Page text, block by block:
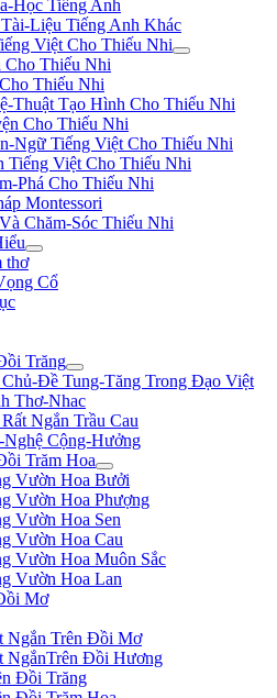
Học Tiếng Anh
Liệu Tiếng Anh Khác
Việt Cho Thiếu Nhi
Cho Thiếu Nhi
Thiếu Nhi
Thuật Tạo Hình Cho Thiếu Nhi
Cho Thiếu Nhi
Ngữ Tiếng Việt Cho Thiếu Nhi
Tiếng Việt Cho Thiếu Nhi
Phá Cho Thiếu Nhi
Montessori
Chăm-Sóc Thiếu Nhi
thơ
Cổ
Trăng
Đề Tung-Tăng Trong Đạo Việt
Thơ-Nhac
Ngắn Trầu Cau
Nghệ Cộng-Hưởng
Trăm Hoa
Vườn Hoa Bưởi
Vườn Hoa Phượng
Vườn Hoa Sen
Vườn Hoa Cau
Vườn Hoa Muôn Sắc
Vườn Hoa Lan
Mơ
Ngắn Trên Đồi Mơ
NgắnTrên Đồi Hương
Đồi Trăng